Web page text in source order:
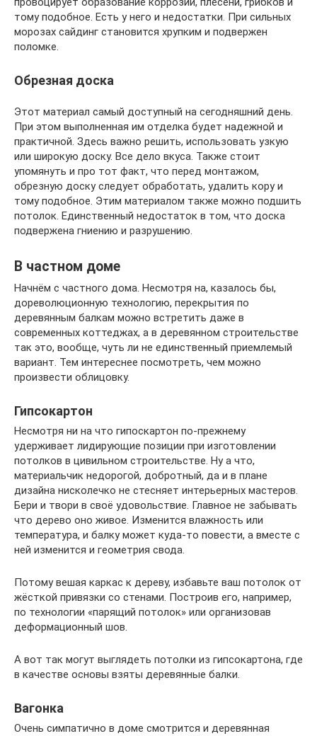
тому подобное. Есть у него и недостатки. При сильных
морозах сайдинг становится хрупким и подвержен
поломке.
Обрезная доска
Этот материал самый доступный на сегодняшний день.
При этом выполненная им отделка будет надежной и
практичной. Здесь важно решить, использовать узкую
или широкую доску. Все дело вкуса. Также стоит
упомянуть и про тот факт, что перед монтажом,
обрезную доску следует обработать, удалить кору и
тому подобное. Этим материалом также можно подшить
потолок. Единственный недостаток в том, что доска
подвержена гниению и разрушению.
В частном доме
Начнём с частного дома. Несмотря на, казалось бы,
дореволюционную технологию, перекрытия по
деревянным балкам можно встретить даже в
современных коттеджах, а в деревянном строительстве
так это, вообще, чуть ли не единственный приемлемый
вариант. Тем интереснее посмотреть, чем можно
произвести облицовку.
Гипсокартон
Несмотря ни на что гипоскартон по-прежнему
удерживает лидирующие позиции при изготовлении
потолков в цивильном строительстве. Ну а что,
материальчик недорогой, добротный, да и в плане
дизайна нисколечко не стесняет интерьерных мастеров.
Бери и твори в своё удовольствие. Главное не забывать
что дерево оно живое. Изменится влажность или
температура, и балку может куда-то повести, а вместе с
ней изменится и геометрия свода.
Потому вешая каркас к дереву, избавьте ваш потолок от
жёсткой привязки со стенами. Построив его, например,
по технологии «парящий потолок» или организовав
деформационный шов.
А вот так могут выглядеть потолки из гипсокартона, где
в качестве основы взяты деревянные балки.
Вагонка
Очень симпатично в доме смотрится и деревянная